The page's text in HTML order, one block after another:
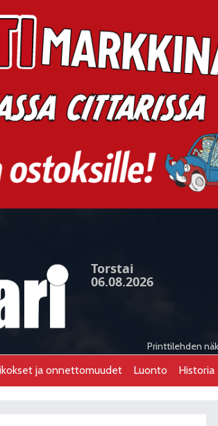
Torstai
06.08.2026
Printtilehden
ja onnettomuudet Luonto Historia